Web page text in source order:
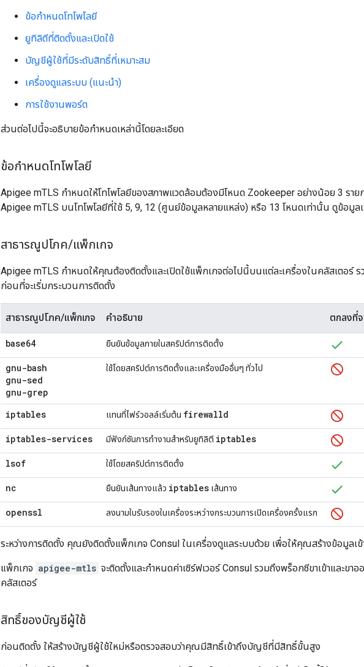
ข้อกำหนดโทโพโลยี
ยูทิลิตีที่ติดตั้งและเปิดใช้
บัญชีผู้ใช้ที่มีระดับสิทธิ์ที่เหมาะสม
เครื่องดูแลระบบ (แนะนำ)
การใช้งานพอร์ต
ส่วนต่อไปนี้จะอธิบายข้อกำหนดเหล่านี้โดยละเอียด
ข้อกำหนดโทโพโลยี
Apigee mTLS กำหนดให้โทโพโลยีของสภาพแวดล้อมต้องมีโหนด Zookeeper อย่างน้อย 3 รา
Apigee mTLS บนโทโพโลยีที่ใช้ 5, 9, 12 (ศูนย์ข้อมูลหลายแหล่ง) หรือ 13 โหนดเท่านั้น ดูข้อมูล
สาธารณูปโภค/แพ็กเกจ
Apigee mTLS กำหนดให้คุณต้องติดตั้งและเปิดใช้แพ็กเกจต่อไปนี้บนแต่ละเครื่องในคลัสเตอร์ ร
ก่อนที่จะเริ่มกระบวนการติดตั้ง
สาธารณูปโภค/แพ็กเกจ คำอธิบาย ตกลงที่
base64 ยืนยันข้อมูลภายในสคริปต์การติดตั้ง
gnu-bash
gnu-sed
gnu-grep
ใช้โดยสคริปต์การติดตั้งและเครื่องมืออื่นๆ ทั่วไป
iptables แทนที่ไฟร์วอลล์เริ่มต้น firewalld
iptables-services มีฟังก์ชันการทำงานสำหรับยูทิลิตี iptables
lsof ใช้โดยสคริปต์การติดตั้ง
nc ยืนยันเส้นทางแล้ว iptables เส้นทาง
openssl ลงนามใบรับรองในเครื่องระหว่างกระบวนการเปิดเครื่องครั้งแรก
ระหว่างการติดตั้ง คุณยังติดตั้งแพ็กเกจ Consul ในเครื่องดูแลระบบด้วย เพื่อให้คุณสร้างข้อมูลเข้
แพ็กเกจ apigee-mtls จะติดตั้งและกำหนดค่าเซิร์ฟเวอร์ Consul รวมถึงพร็อกซีขาเข้าและขา
คลัสเตอร์
สิทธิ์ของบัญชีผู้ใช้
ก่อนติดตั้ง ให้สร้างบัญชีผู้ใช้ใหม่หรือตรวจสอบว่าคุณมีสิทธิ์เข้าถึงบัญชีที่มีสิทธิ์ขั้นสูง